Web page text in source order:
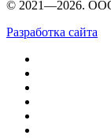
© 2021—2026.
Разработка сайта